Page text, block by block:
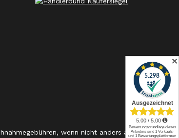
wenn nicht anders angegeben.
✕